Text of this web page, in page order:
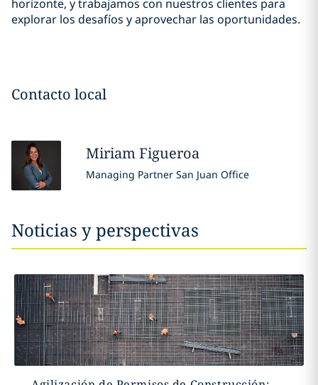
horizonte, y trabajamos con nuestros clientes para
explorar los desafíos y aprovechar las oportunidades.
Contacto local
MiriamFigueroa
Managing Partner San Juan Office
Noticias y perspectivas